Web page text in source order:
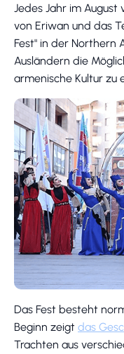
Jedes Jahr im
von Eriwan und das
Fest" in der Northern
Ausländern die
armenische Kultur zu
Das Fest besteht
Beginn zeigt das
Trachten aus